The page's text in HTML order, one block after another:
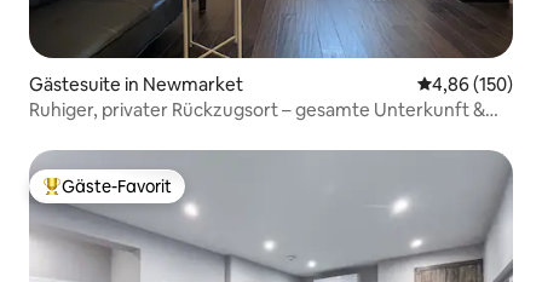
Gästesuite in Newmarket
4,86 (150)
Ruhiger, privater Rückzugsort – gesamte Unterkunft &
Beliebter Gäste-Favorit.
Gäste-Favorit